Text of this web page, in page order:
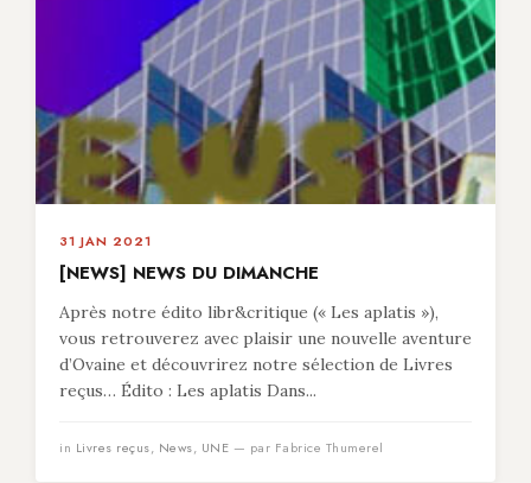
31 JAN 2021
[NEWS] NEWS DU DIMANCHE
Après notre édito libr&critique (« Les aplatis »),
vous retrouverez avec plaisir une nouvelle aventure
d’Ovaine et découvrirez notre sélection de Livres
reçus… Édito : Les aplatis Dans...
in Livres reçus, News, UNE — par Fabrice Thumerel